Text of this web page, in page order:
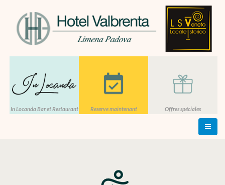
Offres spéciales
Reserve maintenant
In Locanda Bar et Restaurant